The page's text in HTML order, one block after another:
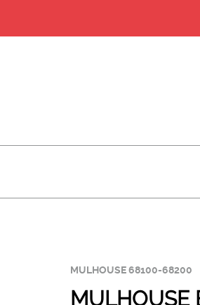
MULHOUSE 68100-68200
MULHOUSE